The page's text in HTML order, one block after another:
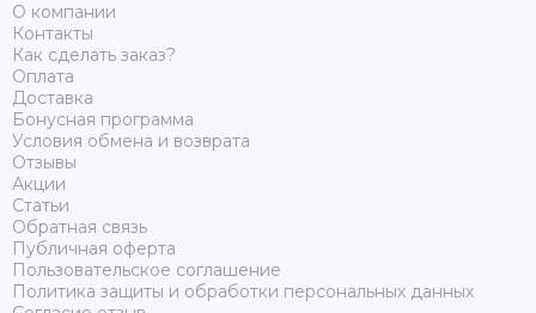
О компании
Контакты
Как сделать заказ?
Оплата
Доставка
Бонусная программа
Условия обмена и возврата
Отзывы
Акции
Статьи
Обратная связь
Публичная оферта
Пользовательское соглашение
Политика защиты и обработки персональных данных